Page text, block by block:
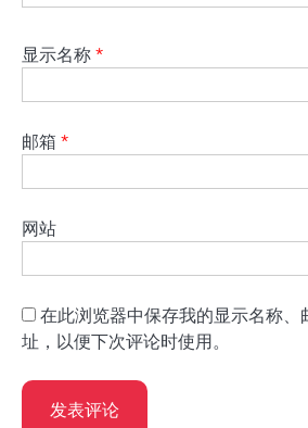
显示名称 *
邮箱 *
网站
在此浏览器中保存我的显示名称、
址，以便下次评论时使用。